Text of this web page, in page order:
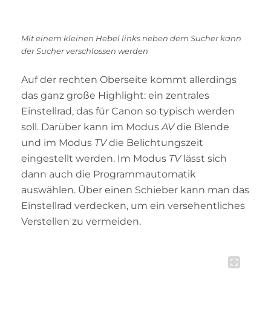
Mit einem kleinen Hebel links neben dem Sucher kann
der Sucher verschlossen werden
Auf der rechten Oberseite kommt allerdings
das ganz große Highlight: ein zentrales
Einstellrad, das für Canon so typisch werden
soll. Darüber kann im ModusAVdie Blende
und im Modus TVdie Belichtungszeit
eingestellt werden. Im Modus TVlässt sich
dann auch die Programmautomatik
auswählen. Über einen Schieber kann man das
Einstellrad verdecken, um ein versehentliches
Verstellen zu vermeiden.